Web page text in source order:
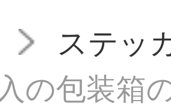
ステッ
の包装箱